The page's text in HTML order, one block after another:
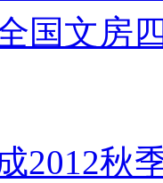
国文房
2012秋